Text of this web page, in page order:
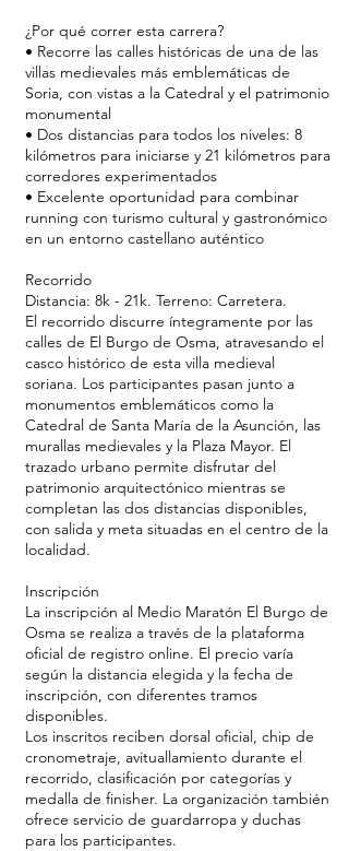
¿Por qué correr esta carrera?
• Recorre las calles históricas de una de las
villas medievales más emblemáticas de
Soria, con vistas a la Catedral y el patrimonio
monumental
• Dos distancias para todos los niveles: 8
kilómetros para iniciarse y 21 kilómetros para
corredores experimentados
• Excelente oportunidad para combinar
running con turismo cultural y gastronómico
en un entorno castellano auténtico
Recorrido
Distancia: 8k - 21k. Terreno: Carretera.
El recorrido discurre íntegramente por las
calles de El Burgo de Osma, atravesando el
casco histórico de esta villa medieval
soriana. Los participantes pasan junto a
monumentos emblemáticos como la
Catedral de Santa María de la Asunción, las
murallas medievales y la Plaza Mayor. El
trazado urbano permite disfrutar del
patrimonio arquitectónico mientras se
completan las dos distancias disponibles,
con salida y meta situadas en el centro de la
localidad.
Inscripción
La inscripción al Medio Maratón El Burgo de
Osma se realiza a través de la plataforma
oficial de registro online. El precio varía
según la distancia elegida y la fecha de
inscripción, con diferentes tramos
disponibles.
Los inscritos reciben dorsal oficial, chip de
cronometraje, avituallamiento durante el
recorrido, clasificación por categorías y
medalla de finisher. La organización también
ofrece servicio de guardarropa y duchas
para los participantes.